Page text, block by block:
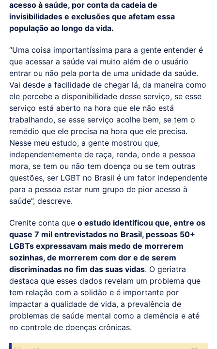
acesso à saúde, por conta da cadeia de
invisibilidades e exclusões que afetam essa
população ao longo da vida.
“Uma coisa importantíssima para a gente entender é
que acessar a saúde vai muito além de o usuário
entrar ou não pela porta de uma unidade da saúde.
Vai desde a facilidade de chegar lá, da maneira como
ele percebe a disponibilidade desse serviço, se esse
serviço está aberto na hora que ele não está
trabalhando, se esse serviço acolhe bem, se tem o
remédio que ele precisa na hora que ele precisa.
Nesse meu estudo, a gente mostrou que,
independentemente de raça, renda, onde a pessoa
mora, se tem ou não tem doença ou se tem outras
questões, ser LGBT no Brasil é um fator independente
para a pessoa estar num grupo de pior acesso à
saúde”, descreve.
Crenite conta que o estudo identificou que, entre os
quase 7 mil entrevistados no Brasil, pessoas 50+
LGBTs expressavam mais medo de morrerem
sozinhas, de morrerem com dor e de serem
discriminadas no fim das suas vidas. O geriatra
destaca que esses dados revelam um problema que
tem relação com a solidão e é importante por
impactar a qualidade de vida, a prevalência de
problemas de saúde mental como a demência e até
no controle de doenças crônicas.